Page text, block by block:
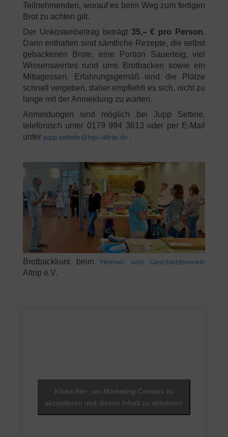
Teilnehmenden, worauf es beim Weg zum fertigen
Brot zu achten gilt.
Der Unkostenbeitrag beträgt 35,– € pro Person.
Darin enthalten sind sämtliche Rezepte, die selbst
gebackenen Brote, eine Portion Sauerteig, viel
Wissenswertes rund ums Brotbacken sowie ein
Mittagessen. Erfahrungsgemäß sind die Plätze
schnell vergeben, daher empfiehlt es sich, nicht zu
lange mit der Anmeldung zu warten.
Anmeldungen sind möglich bei Jupp Settele,
telefonisch unter 0179 994 3613 oder per E-Mail
unter jupp.settele@hgv-altrip.de .
Brotbackkurs beim Heimat- und Geschichtsverein
Altrip e.V.
Klicke hier, um Marketing-Cookies zu
akzeptieren und diesen Inhalt zu aktivieren